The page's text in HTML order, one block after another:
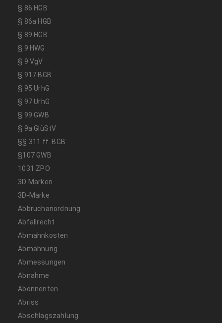
§ 86 HGB
§ 86a HGB
§ 89 HGB
§ 9 HWG
§ 9 VgV
§ 917 BGB
§ 95 UrhG
§ 97 UrhG
§ 99 GWB
§ 9a GlüStV
§§ 311 ff. BGB
§107 GWB
1031 ZPO
3D Marken
3D-Marke
Abbruchanordnung
Abfallrecht
Abmahnkosten
Abmahnung
Abmessungen
Abnahme
Abonnenten
Abriss
Abschlagszahlung